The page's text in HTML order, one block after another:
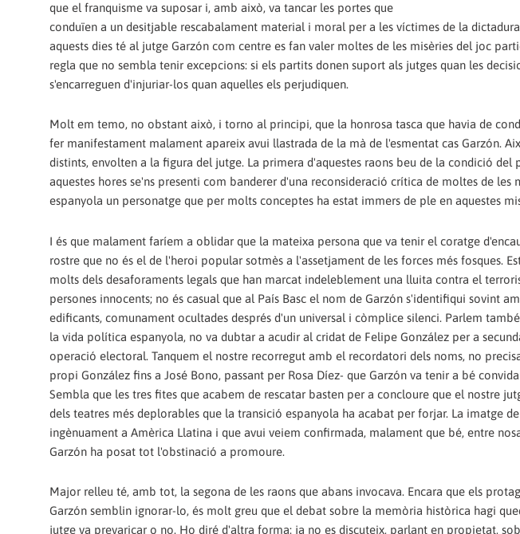
que el franquisme va suposar i, amb això, va tancar les portes que
conduïen a un desitjable rescabalament material i moral per a les víctimes de la
aquests dies té al jutge Garzón com centre es fan valer moltes de les misèries del joc
regla que no sembla tenir excepcions: si els partits donen suport als jutges quan les
s'encarreguen d'injuriar-los quan aquelles els perjudiquen.
Molt em temo, no obstant això, i torno al principi, que la honrosa tasca que havia de
fer manifestament malament apareix avui llastrada de la mà de l'esmentat cas Garzón.
distints, envolten a la figura del jutge. La primera d'aquestes raons beu de la condició del
aquestes hores se'ns presenti com banderer d'una reconsideració crítica de moltes de les
espanyola un personatge que per molts conceptes ha estat immers de ple en aquestes
I és que malament faríem a oblidar que la mateixa persona que va tenir el coratge
rostre que no és el de l'heroi popular sotmès a l'assetjament de les forces més fosques.
molts dels desaforaments legals que han marcat indeleblement una lluita contra el
persones innocents; no és casual que al País Basc el nom de Garzón s'identifiqui sovint
edificants, comunament ocultades després d'un universal i còmplice silenci. Parlem
la vida política espanyola, no va dubtar a acudir al cridat de Felipe González per a
operació electoral. Tanquem el nostre recorregut amb el recordatori dels noms, no
propi González fins a José Bono, passant per Rosa Díez- que Garzón va tenir a bé
Sembla que les tres fites que acabem de rescatar basten per a concloure que el nostre
dels teatres més deplorables que la transició espanyola ha acabat per forjar. La imatge
ingènuament a Amèrica Llatina i que avui veiem confirmada, malament que bé, entre
Garzón ha posat tot l'obstinació a promoure.
Major relleu té, amb tot, la segona de les raons que abans invocava. Encara que els
Garzón semblin ignorar-lo, és molt greu que el debat sobre la memòria històrica hagi
jutge va prevaricar o no. Ho diré d'altra forma: ja no es discuteix, parlant en propietat,